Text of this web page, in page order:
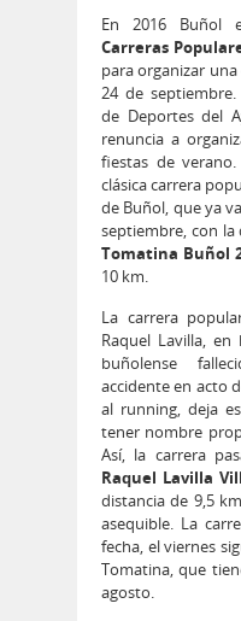
En 2016 Buñol
Carreras
para organizar
24 de
de Deportes del
renuncia a
fiestas de
clásica carrera
de Buñol, que ya
septiembre, con
Tomatina Buñol
10 km.
La carrera
Raquel Lavilla,
buñolense
accidente en acto
al running, deja
tener nombre
Así, la carrera
Raquel Lavilla
distancia de 9,5
asequible. La
fecha, el viernes
Tomatina, que
agosto.